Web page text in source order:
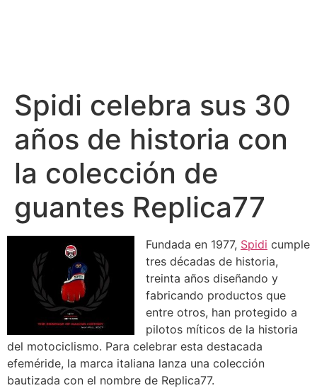
Spidi celebra sus 30
años de historia con
la colección de
guantes Replica77
Fundada en 1977, Spidi cumple
tres décadas de historia,
treinta años diseñando y
fabricando productos que
entre otros, han protegido a
pilotos míticos de la historia
del motociclismo. Para celebrar esta destacada
efeméride, la marca italiana lanza una colección
bautizada con el nombre de Replica77.